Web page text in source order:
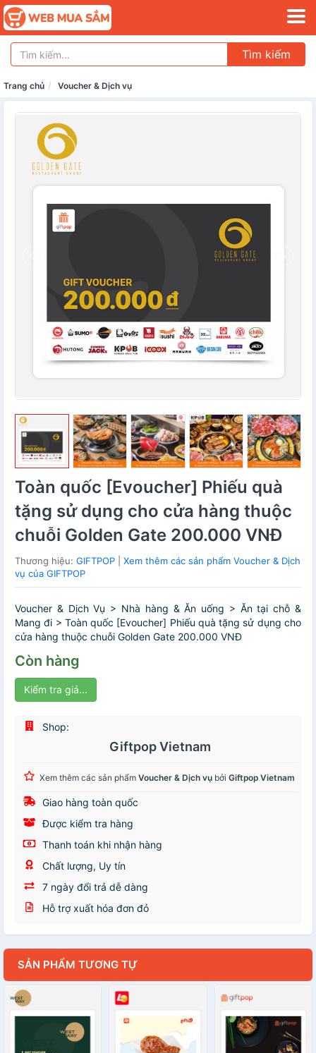
Tìm kiếm
Trang chủ Voucher & Dịch vụ
Toàn quốc [Evoucher] Phiếu quà
tặng sử dụng cho cửa hàng thuộc
chuỗi Golden Gate 200.000 VNĐ
Thương hiệu: GIFTPOP
Xem thêm các sản phẩm Voucher & Dịch
vụ của GIFTPOP
Voucher & Dịch Vụ > Nhà hàng & Ăn uống > Ăn tại chỗ &
Mang đi > Toàn quốc [Evoucher] Phiếu quà tặng sử dụng cho
cửa hàng thuộc chuỗi Golden Gate 200.000 VNĐ
Còn hàng
Kiểm tra giá...
Shop:
Giftpop Vietnam
Xem thêm các sản phẩm Voucher & Dịch vụ bởi Giftpop Vietnam
Giao hàng toàn quốc
Được kiểm tra hàng
Thanh toán khi nhận hàng
Chất lượng, Uy tín
7 ngày đổi trả dễ dàng
Hỗ trợ xuất hóa đơn đỏ
SẢN PHẨM TƯƠNG TỰ